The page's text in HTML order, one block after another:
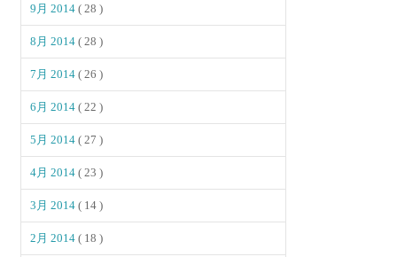
9月 2014( 28 )
8月 2014( 28 )
7月 2014( 26 )
6月 2014( 22 )
5月 2014( 27 )
4月 2014( 23 )
3月 2014( 14 )
2月 2014( 18 )